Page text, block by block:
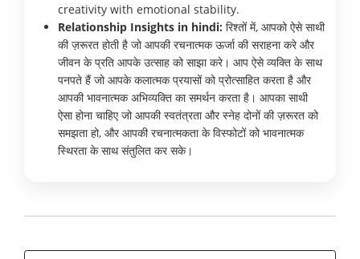
creativity with emotional stability.
Relationship Insights in hindi: रिश्तों में, आपको ऐसे साथी
की ज़रूरत होती है जो आपकी रचनात्मक ऊर्जा की सराहना करे और
जीवन के प्रति आपके उत्साह को साझा करे। आप ऐसे व्यक्ति के साथ
पनपते हैं जो आपके कलात्मक प्रयासों को प्रोत्साहित करता है और
आपकी भावनात्मक अभिव्यक्ति का समर्थन करता है। आपका साथी
ऐसा होना चाहिए जो आपकी स्वतंत्रता और स्नेह दोनों की ज़रूरत को
समझता हो, और आपकी रचनात्मकता के विस्फोटों को भावनात्मक
स्थिरता के साथ संतुलित कर सके।